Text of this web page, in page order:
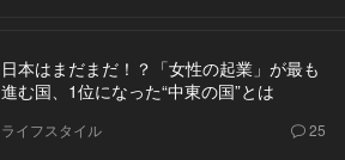
日本はまだまだ！？「女性の起業」が最も
進む国、1位になった“中東の国”とは
ライフスタイル 25